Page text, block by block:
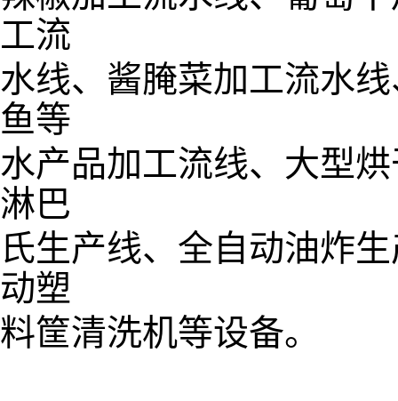
工流
水线、酱腌菜加工流水
鱼等
水产品加工流线、大型
淋巴
氏生产线、全自动油炸
动塑
料筐清洗机等设备。